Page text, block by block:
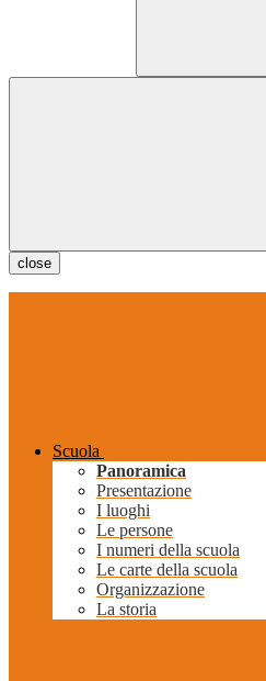
close
Scuola
Panoramica
Presentazione
I luoghi
Le persone
I numeri della scuola
Le carte della scuola
Organizzazione
La storia